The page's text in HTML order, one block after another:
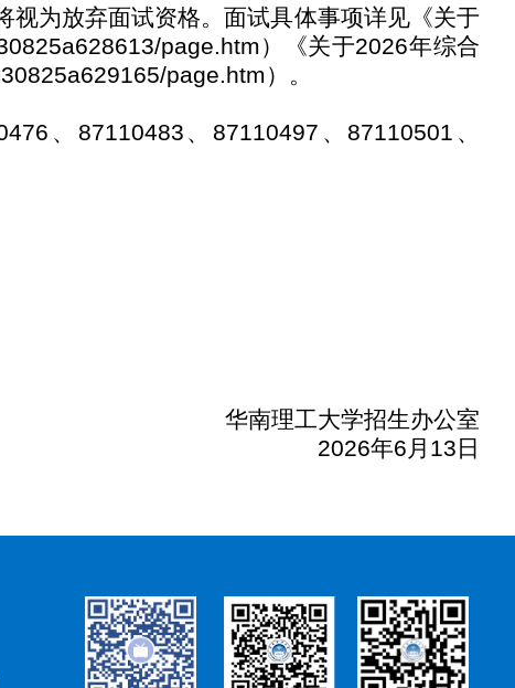
视为放弃面试资格。面试具体事项详见《关于
page.htm）《关于2026年综合
page.htm）。
、 87110483 、 87110497 、 87110501 、
华南理工大学招生办公室
2026年6月 13 日